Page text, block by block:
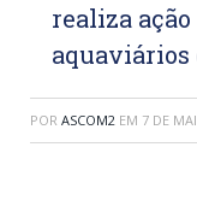
realiza
aquaviários
POR ASCOM2 EM 7 DE